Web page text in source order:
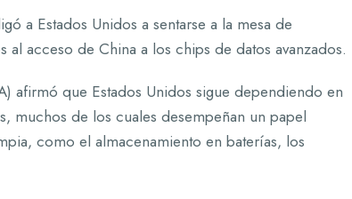
a Estados Unidos a sentarse a la mesa de
acceso de China a los chips de datos avanzados.
afirmó que Estados Unidos sigue dependiendo en
muchos de los cuales desempeñan un papel
como el almacenamiento en baterías, los